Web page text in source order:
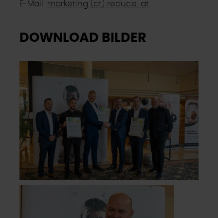
E-Mail: marketing (at) reduce. at
DOWNLOAD BILDER